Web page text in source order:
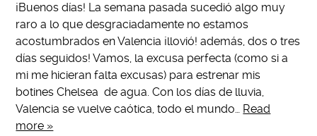
¡Buenos días! La semana pasada sucedió algo muy
raro a lo que desgraciadamente no estamos
acostumbrados en Valencia ¡llovió! además, dos o tres
días seguidos! Vamos, la excusa perfecta (como si a
mi me hicieran falta excusas) para estrenar mis
botines Chelsea de agua. Con los días de lluvia,
Valencia se vuelve caótica, todo el mundo… Read
more »